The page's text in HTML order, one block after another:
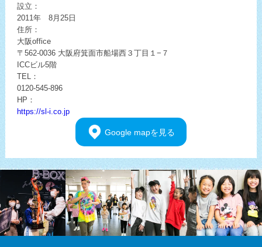
設立：
2011年 8月25日
住所：
大阪office
〒562-0036 大阪府箕面市船場西３丁目１−７
ICCビル5階
TEL：
0120-545-896
HP：
https://sl-i.co.jp
Google mapを見る